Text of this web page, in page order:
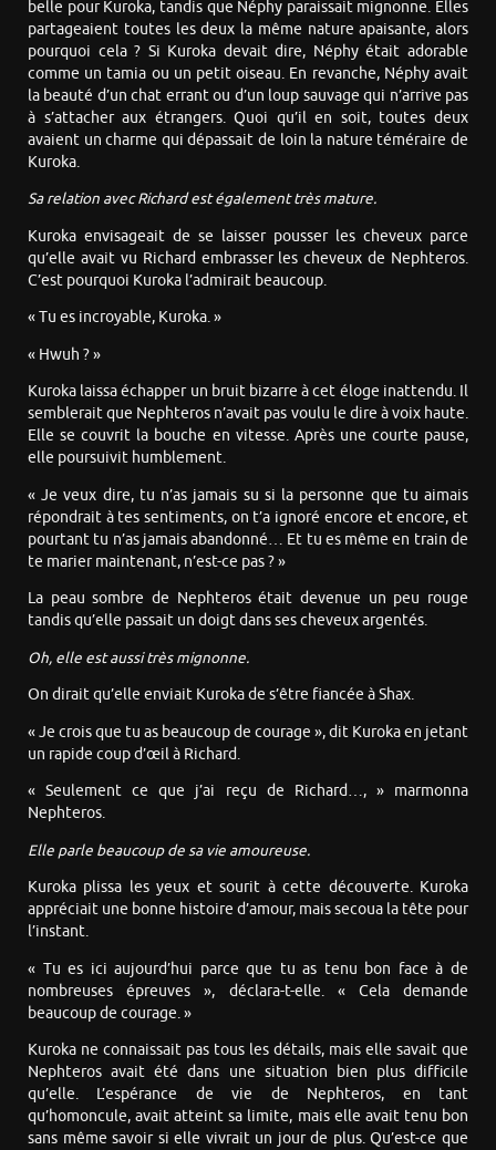
belle pour Kuroka, tandis que Néphy paraissait mignonne. Elles
partageaient toutes les deux la même nature apaisante, alors
pourquoi cela ? Si Kuroka devait dire, Néphy était adorable
comme un tamia ou un petit oiseau. En revanche, Néphy avait
la beauté d’un chat errant ou d’un loup sauvage qui n’arrive pas
à s’attacher aux étrangers. Quoi qu’il en soit, toutes deux
avaient un charme qui dépassait de loin la nature téméraire de
Kuroka.
Sa relation avec Richard est également très mature.
Kuroka envisageait de se laisser pousser les cheveux parce
qu’elle avait vu Richard embrasser les cheveux de Nephteros.
C’est pourquoi Kuroka l’admirait beaucoup.
« Tu es incroyable, Kuroka. »
« Hwuh ? »
Kuroka laissa échapper un bruit bizarre à cet éloge inattendu. Il
semblerait que Nephteros n’avait pas voulu le dire à voix haute.
Elle se couvrit la bouche en vitesse. Après une courte pause,
elle poursuivit humblement.
« Je veux dire, tu n’as jamais su si la personne que tu aimais
répondrait à tes sentiments, on t’a ignoré encore et encore, et
pourtant tu n’as jamais abandonné… Et tu es même en train de
te marier maintenant, n’est-ce pas ? »
La peau sombre de Nephteros était devenue un peu rouge
tandis qu’elle passait un doigt dans ses cheveux argentés.
Oh, elle est aussi très mignonne.
On dirait qu’elle enviait Kuroka de s’être fiancée à Shax.
« Je crois que tu as beaucoup de courage », dit Kuroka en jetant
un rapide coup d’œil à Richard.
« Seulement ce que j’ai reçu de Richard…, » marmonna
Nephteros.
Elle parle beaucoup de sa vie amoureuse.
Kuroka plissa les yeux et sourit à cette découverte. Kuroka
appréciait une bonne histoire d’amour, mais secoua la tête pour
l’instant.
« Tu es ici aujourd’hui parce que tu as tenu bon face à de
nombreuses épreuves », déclara-t-elle. « Cela demande
beaucoup de courage. »
Kuroka ne connaissait pas tous les détails, mais elle savait que
Nephteros avait été dans une situation bien plus difficile
qu’elle. L’espérance de vie de Nephteros, en tant
qu’homoncule, avait atteint sa limite, mais elle avait tenu bon
sans même savoir si elle vivrait un jour de plus. Qu’est-ce que